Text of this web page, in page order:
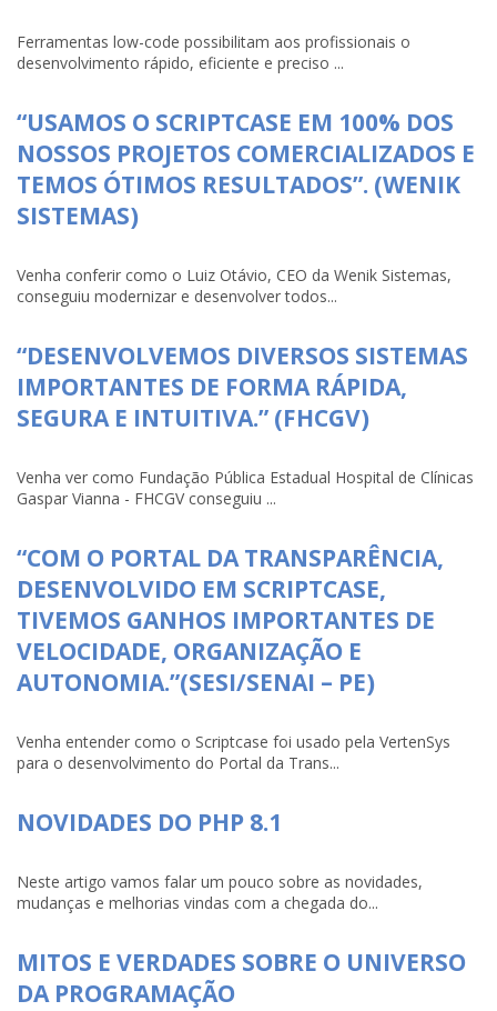
Ferramentas low-code possibilitam aos profissionais o
desenvolvimento rápido, eficiente e preciso ...
“USAMOS O SCRIPTCASE EM 100% DOS
NOSSOS PROJETOS COMERCIALIZADOS E
TEMOS ÓTIMOS RESULTADOS”. (WENIK
SISTEMAS)
Venha conferir como o Luiz Otávio, CEO da Wenik Sistemas,
conseguiu modernizar e desenvolver todos...
“DESENVOLVEMOS DIVERSOS SISTEMAS
IMPORTANTES DE FORMA RÁPIDA,
SEGURA E INTUITIVA.” (FHCGV)
Venha ver como Fundação Pública Estadual Hospital de Clínicas
Gaspar Vianna - FHCGV conseguiu ...
“COM O PORTAL DA TRANSPARÊNCIA,
DESENVOLVIDO EM SCRIPTCASE,
TIVEMOS GANHOS IMPORTANTES DE
VELOCIDADE, ORGANIZAÇÃO E
AUTONOMIA.”(SESI/SENAI – PE)
Venha entender como o Scriptcase foi usado pela VertenSys
para o desenvolvimento do Portal da Trans...
NOVIDADES DO PHP 8.1
Neste artigo vamos falar um pouco sobre as novidades,
mudanças e melhorias vindas com a chegada do...
MITOS E VERDADES SOBRE O UNIVERSO
DA PROGRAMAÇÃO